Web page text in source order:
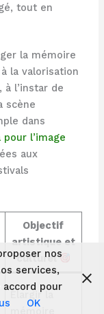
tout en
la mémoire
la valorisation
l’instar de
scène
dans
pour l’image
aux
Objectif
artistique et
culturel
Élargir la
nos
services,
pour
OK